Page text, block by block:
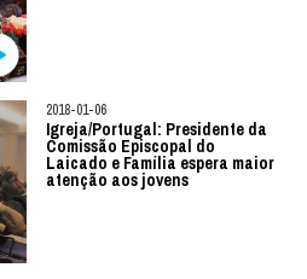
2018-01-06
Igreja/Portugal: Presidente da
Comissão Episcopal do
Laicado e Família espera maior
atenção aos jovens